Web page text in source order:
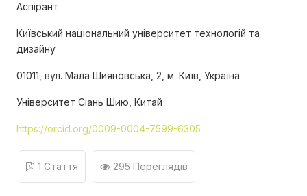
Аспірант
Київський національний університет технологій та
дизайну
01011, вул. Мала Шияновська, 2, м. Київ, Україна
Університет Сіань Шию, Китай
https://orcid.org/0009-0004-7599-6305
1 Стаття 295 Переглядів